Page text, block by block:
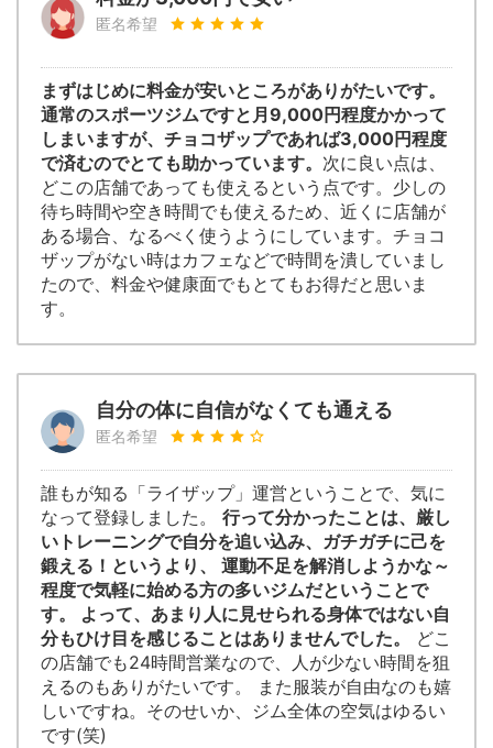
匿名希望
まずはじめに料金が安いところがありがたいです。
通常のスポーツジムですと月9,000円程度かかって
しまいますが、チョコザップであれば3,000円程度
で済むのでとても助かっています。 次に良い点は、
どこの店舗であっても使えるという点です。少しの
待ち時間や空き時間でも使えるため、近くに店舗が
ある場合、なるべく使うようにしています。チョコ
ザップがない時はカフェなどで時間を潰していまし
たので、料金や健康面でもとてもお得だと思いま
す。
自分の体に自信がなくても通える
匿名希望
誰もが知る「ライザップ」運営ということで、気に
なって登録しました。 行って分かったことは、厳し
いトレーニングで自分を追い込み、ガチガチに己を
鍛える！というより、 運動不足を解消しようかな～
程度で気軽に始める方の多いジムだということで
す。 よって、あまり人に見せられる身体ではない自
分もひけ目を感じることはありませんでした。
どこ
の店舗でも24時間営業なので、人が少ない時間を狙
えるのもありがたいです。 また服装が自由なのも嬉
しいですね。そのせいか、ジム全体の空気はゆるい
です(笑)